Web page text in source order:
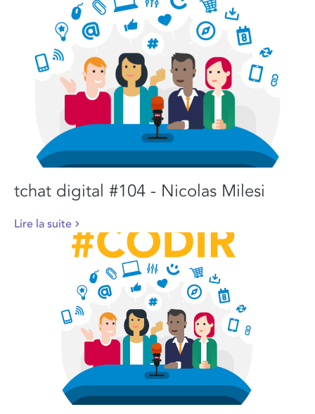
tchat digital #104 - Nicolas Milesi
Lire la suite